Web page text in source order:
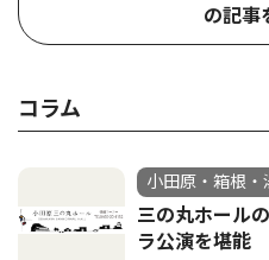
の記事
コラム
小田原・箱根・
三の丸ホール
ラ公演を堪能